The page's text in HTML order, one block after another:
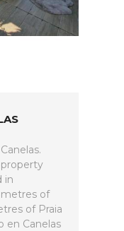
property
in
of
of Praia
en Canelas